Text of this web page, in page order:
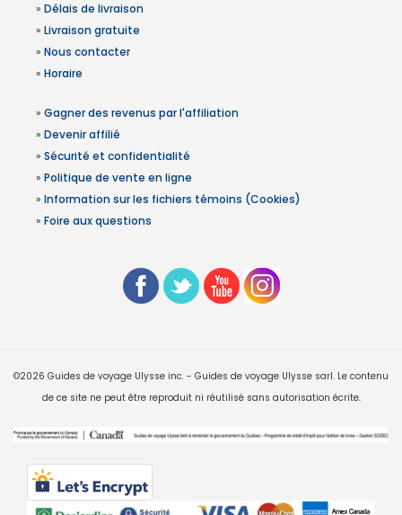
» Délais de livraison
» Livraison gratuite
» Nous contacter
» Horaire
» Gagner des revenus par l'affiliation
» Devenir affilié
» Sécurité et confidentialité
» Politique de vente en ligne
» Information sur les fichiers témoins (Cookies)
» Foire aux questions
©2026 Guides de voyage Ulysse inc. - Guides de voyage Ulysse sarl. Le contenu
de ce site ne peut être reproduit ni réutilisé sans autorisation écrite.